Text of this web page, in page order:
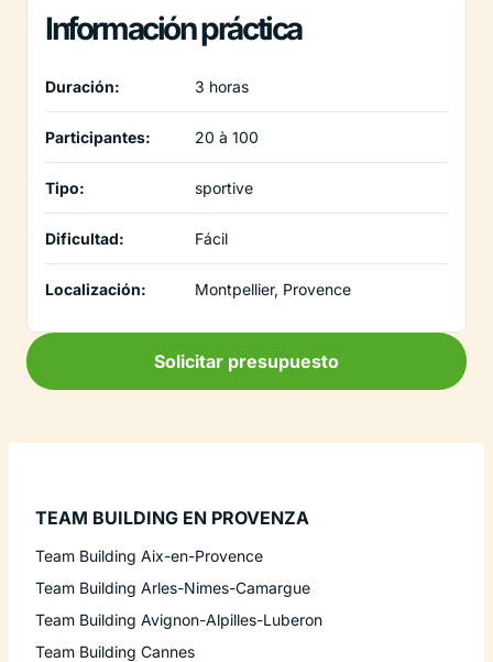
Información práctica
Duración: 3 horas
Participantes: 20 à 100
Tipo: sportive
Dificultad: Fácil
Localización: Montpellier, Provence
Solicitar presupuesto
TEAM BUILDING EN PROVENZA
Team Building Aix-en-Provence
Team Building Arles-Nimes-Camargue
Team Building Avignon-Alpilles-Luberon
Team Building Cannes